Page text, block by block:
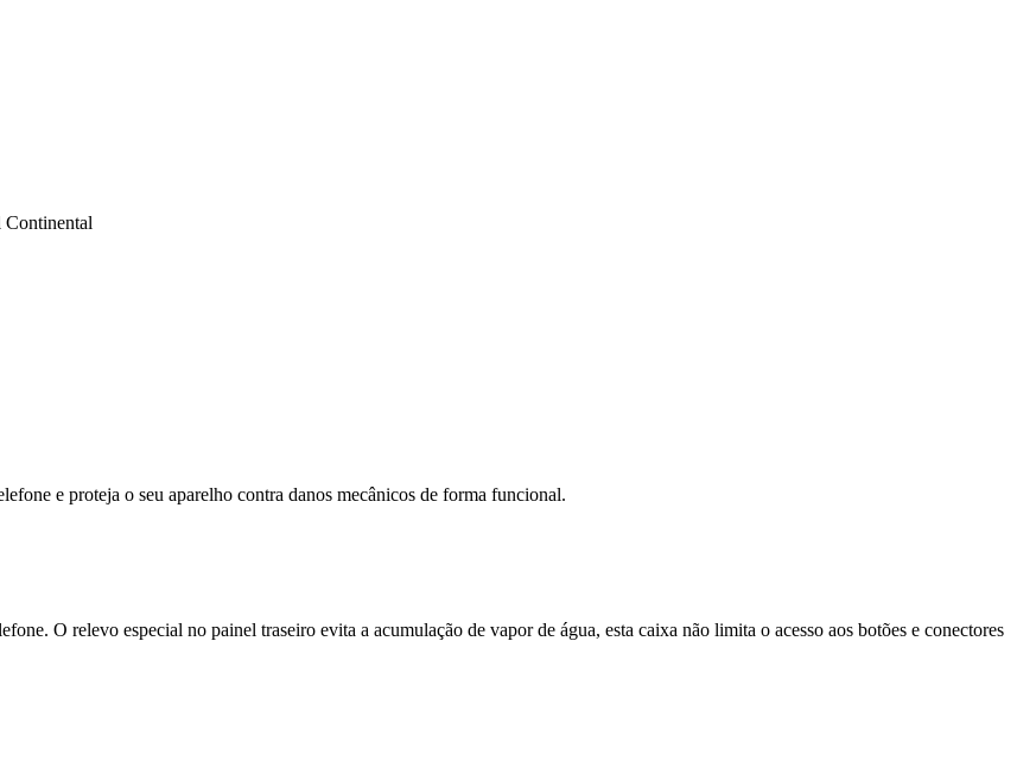
Continental
e proteja o seu aparelho contra danos mecânicos de forma funcional.
O relevo especial no painel traseiro evita a acumulação de vapor de água, esta caixa não limita o acesso aos botões e conectores